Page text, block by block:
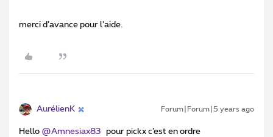
merci d’avance pour l’aide.
AurélienK Forum|Forum|5 years ago
Hello @Amnesiax83 pour pickx c’est en ordre